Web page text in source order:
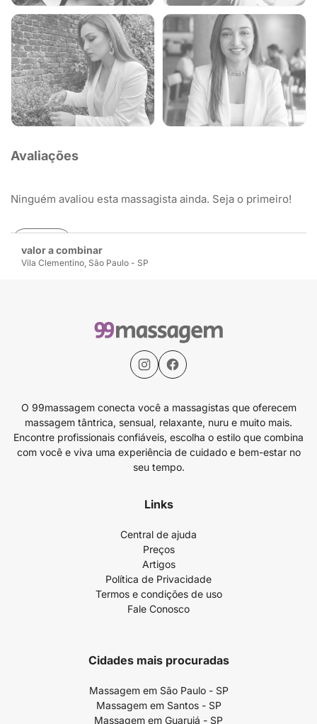
valor a combinar
Vila Clementino, São Paulo - SP
Avaliações
Ninguém avaliou esta massagista ainda. Seja o primeiro!
Avaliar
O 99massagem conecta você a massagistas que oferecem
massagem tântrica, sensual, relaxante, nuru e muito mais.
Encontre profissionais confiáveis, escolha o estilo que combina
com você e viva uma experiência de cuidado e bem-estar no
seu tempo.
Links
Central de ajuda
Preços
Artigos
Política de Privacidade
Termos e condições de uso
Fale Conosco
Cidades mais procuradas
Massagem em São Paulo - SP
Massagem em Santos - SP
Massagem em Guarujá - SP